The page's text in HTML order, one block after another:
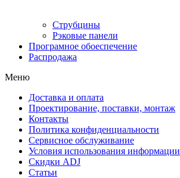
Струбцины
Рэковые панели
Програмное обоеспечение
Распродажа
Меню
Доставка и оплата
Проектирование, поставки, монтаж
Контакты
Политика конфиденциальности
Сервисное обслуживание
Условия использования информации
Скидки ADJ
Статьи